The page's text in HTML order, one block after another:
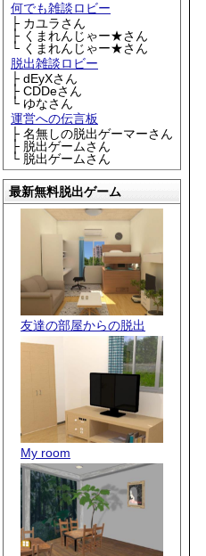
何でも雑談ロビー
├ カユラさん
├ くまれんじゃー★さん
└ くまれんじゃー★さん
脱出雑談ロビー
├ dEyXさん
├ CDDeさん
└ ゆなさん
運営への伝言板
├ 名無しの脱出ゲーマーさん
├ 脱出ゲームさん
└ 脱出ゲームさん
最新無料脱出ゲーム
友達の部屋からの脱出
My room